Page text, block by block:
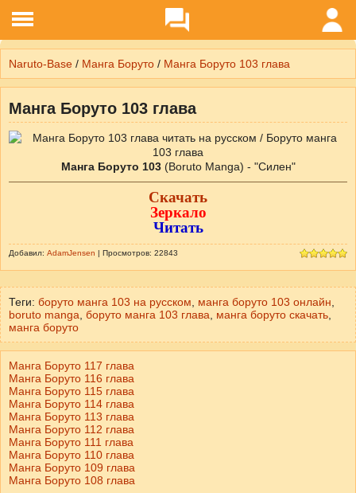
Naruto-Base / Манга Боруто / Манга Боруто 103 глава
Манга Боруто 103 глава
Манга Боруто 103 (Boruto Manga) - "Силен"‏
Скачать
Зеркало
Читать
Добавил: AdamJensen | Просмотров: 22843
Теги: боруто манга 103 на русском манга боруто 103 онлайн
boruto manga боруто манга 103 глава манга боруто скачать
манга боруто
Манга Боруто 117 глава
Манга Боруто 116 глава
Манга Боруто 115 глава
Манга Боруто 114 глава
Манга Боруто 113 глава
Манга Боруто 112 глава
Манга Боруто 111 глава
Манга Боруто 110 глава
Манга Боруто 109 глава
Манга Боруто 108 глава